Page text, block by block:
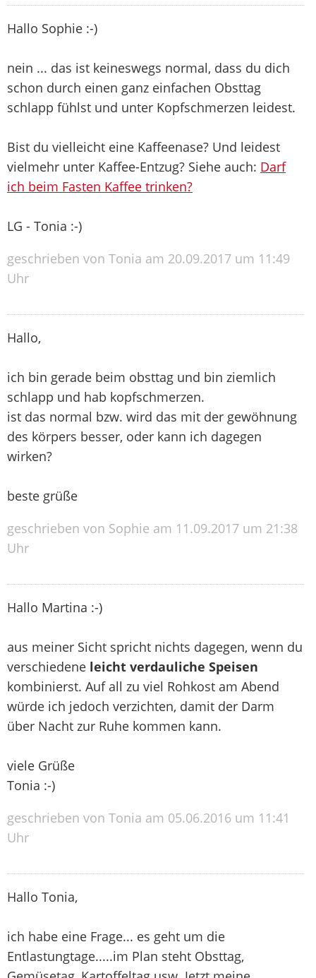
Hallo Sophie :-)
nein ... das ist keineswegs normal, dass du dich
schon durch einen ganz einfachen Obsttag
schlapp fühlst und unter Kopfschmerzen leidest.
Bist du vielleicht eine Kaffeenase? Und leidest
vielmehr unter Kaffee-Entzug? Siehe auch: Darf
ich beim Fasten Kaffee trinken?
LG - Tonia :-)
geschrieben von Tonia am 20.09.2017 um 11:49
Uhr
Hallo,
ich bin gerade beim obsttag und bin ziemlich
schlapp und hab kopfschmerzen.
ist das normal bzw. wird das mit der gewöhnung
des körpers besser, oder kann ich dagegen
wirken?
beste grüße
geschrieben von Sophie am 11.09.2017 um 21:38
Uhr
Hallo Martina :-)
aus meiner Sicht spricht nichts dagegen, wenn du
verschiedene leicht verdauliche Speisen
kombinierst. Auf all zu viel Rohkost am Abend
würde ich jedoch verzichten, damit der Darm
über Nacht zur Ruhe kommen kann.
viele Grüße
Tonia :-)
geschrieben von Tonia am 05.06.2016 um 11:41
Uhr
Hallo Tonia,
ich habe eine Frage... es geht um die
Entlastungtage.....im Plan steht Obsttag,